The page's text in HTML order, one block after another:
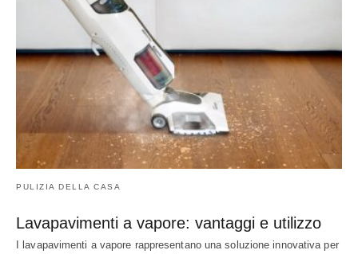
PULIZIA DELLA CASA
Lavapavimenti a vapore: vantaggi e utilizzo
I lavapavimenti a vapore rappresentano una soluzione innovativa per